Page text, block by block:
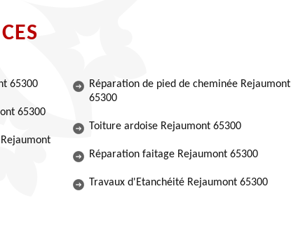
65300
65300
Réparation de pied de cheminée Rejaumont
65300
Toiture ardoise Rejaumont 65300
Réparation faitage Rejaumont 65300
Travaux d'Etanchéité Rejaumont 65300